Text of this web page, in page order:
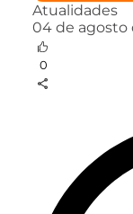
Atualidades
04 de agosto
0